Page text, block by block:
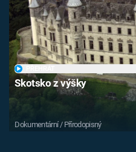
Skotsko z výšky
Dokumentární / Přírodopisný